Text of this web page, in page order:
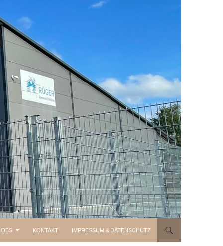
KONTAKT IMPRESSUM & DATENSCHUTZ